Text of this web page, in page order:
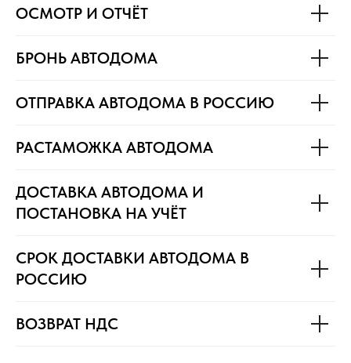
ОСМОТР И ОТЧЁТ
БРОНЬ АВТОДОМА
ОТПРАВКА АВТОДОМА В РОССИЮ
РАСТАМОЖКА АВТОДОМА
ДОСТАВКА АВТОДОМА И
ПОСТАНОВКА НА УЧЁТ
СРОК ДОСТАВКИ АВТОДОМА В
РОССИЮ
ВОЗВРАТ НДС